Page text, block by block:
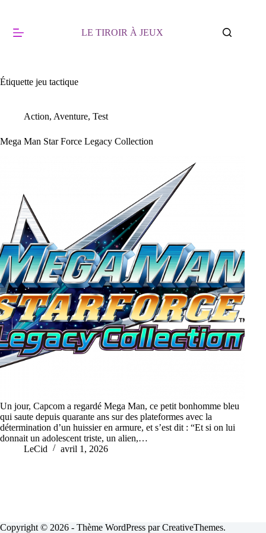
LE TIROIR À JEUX
Étiquette jeu tactique
Action, Aventure, Test
Mega Man Star Force Legacy Collection
Un jour, Capcom a regardé Mega Man, ce petit bonhomme bleu
qui saute depuis quarante ans sur des plateformes avec la
détermination d’un huissier en armure, et s’est dit : “Et si on lui
donnait un adolescent triste, un alien,…
LeCid
avril 1, 2026
Copyright © 2026 - Thème WordPress parCreativeThemes.